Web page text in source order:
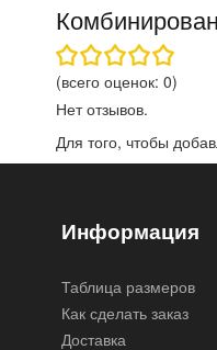
(всего оценок: 0)
Нет отзывов.
Для того, чтобы
Информация
Таблица размеров
Как сделать заказ
Доставка